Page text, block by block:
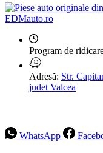
EDMauto.ro
Program de
Adresă: Str.
judet Valcea
WhatsApp